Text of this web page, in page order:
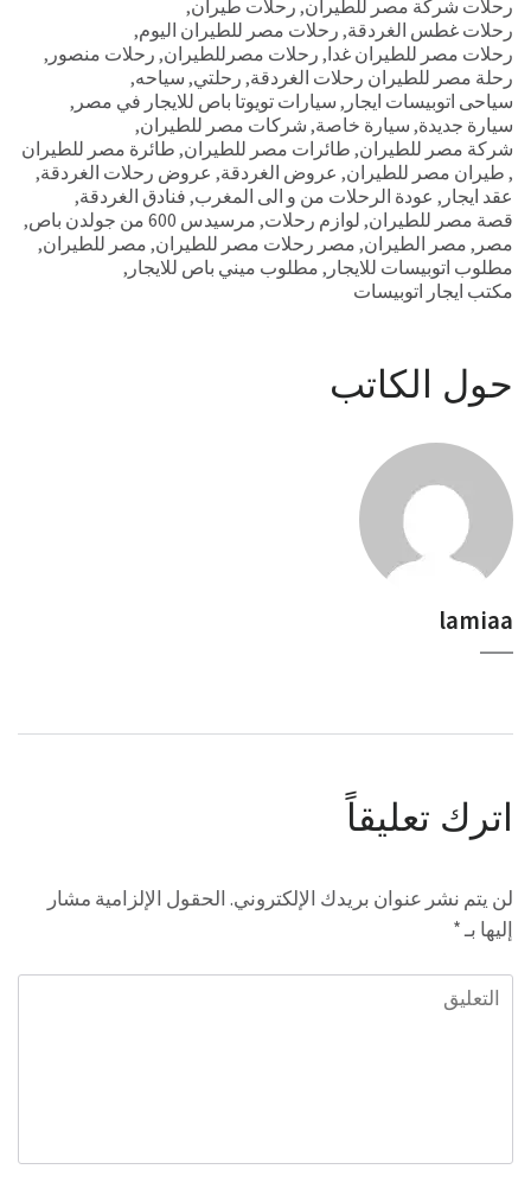
رحلات شركة مصر للطيران, رحلات طيران,
رحلات غطس الغردقة, رحلات مصر للطيران اليوم,
رحلات مصر للطيران غدا, رحلات مصرللطيران, رحلات منصور ,
رحلة مصر للطيران رحلات الغردقة, رحلتي, سياحه,
سياحى اتوبيسات ايجار , سيارات تويوتا باص للايجار في مصر ,
سيارة جديدة, سيارة خاصة, شركات مصر للطيران,
شركة مصر للطيران, طائرات مصر للطيران, طائرة مصر للطيران
, طيران مصر للطيران, عروض الغردقة, عروض رحلات الغردقة,
عقد ايجار , عودة الرحلات من و الى المغرب, فنادق الغردقة,
قصة مصر للطيران, لوازم رحلات, مرسيدس 600 من جولدن باص
,
مصر , مصر الطيران, مصر رحلات مصر للطيران, مصر للطيران,
مطلوب اتوبيسات للايجار , مطلوب ميني باص للايجار ,
مكتب ايجار اتوبيسات
حول الكاتب
lamiaa
اترك تعليقاً
لن يتم نشر عنوان بريدك الإلكتروني. الحقول الإلزامية مشار
إليها بـ*
التعليق